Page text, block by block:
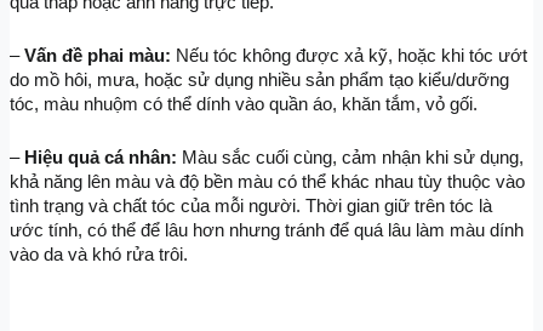
– Vấn đề phai màu: Nếu tóc không được xả kỹ, hoặc khi tóc ướt
do mồ hôi, mưa, hoặc sử dụng nhiều sản phẩm tạo kiểu/dưỡng
tóc, màu nhuộm có thể dính vào quần áo, khăn tắm, vỏ gối.
– Hiệu quả cá nhân: Màu sắc cuối cùng, cảm nhận khi sử dụng,
khả năng lên màu và độ bền màu có thể khác nhau tùy thuộc vào
tình trạng và chất tóc của mỗi người. Thời gian giữ trên tóc là
ước tính, có thể để lâu hơn nhưng tránh để quá lâu làm màu dính
vào da và khó rửa trôi.